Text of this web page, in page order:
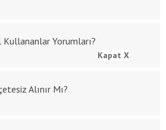
Kullananlar Yorumları?
Alınır Mı?
Kapat X